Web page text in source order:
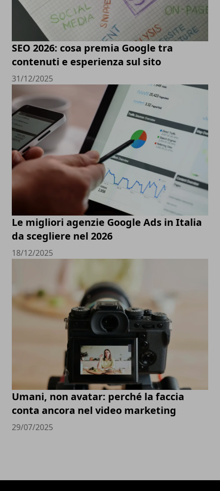
SEO 2026: cosa premia Google tra
contenuti e esperienza sul sito
31/12/2025
Le migliori agenzie Google Ads in Italia
da scegliere nel 2026
18/12/2025
Umani, non avatar: perché la faccia
conta ancora nel video marketing
29/07/2025